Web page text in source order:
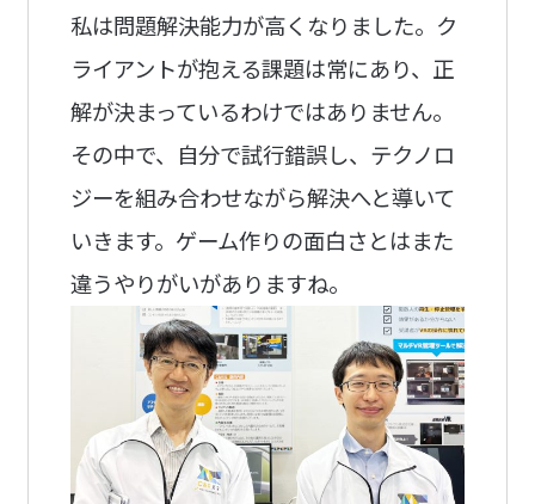
私は問題解決能力が高くなりました。ク
ライアントが抱える課題は常にあり、正
解が決まっているわけではありません。
その中で、自分で試行錯誤し、テクノロ
ジーを組み合わせながら解決へと導いて
いきます。ゲーム作りの面白さとはまた
違うやりがいがありますね。